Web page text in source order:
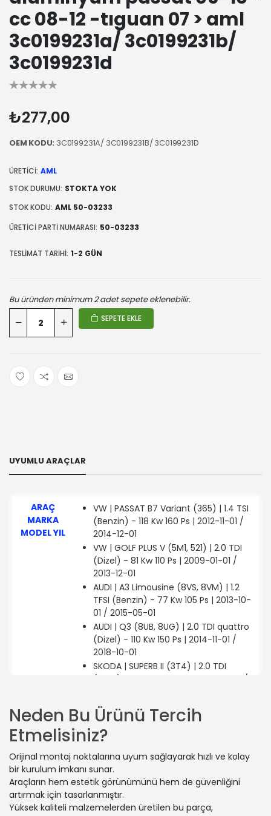
cc 08-12 -tıguan 07 > aml
3c0199231a/ 3c0199231b/
3c0199231d
₺277,00
OEM KODU: 3C0199231A/ 3C0199231B/ 3C0199231D
ÜRETICI: AML
STOK DURUMU: STOKTA YOK
STOK KODU: AML 50-03233
ÜRETICI PARTI NUMARASI: 50-03233
TESLIMAT TARIHI: 1-2 GÜN
Bu üründen minimum 2 adet sepete eklenebilir.
SEPETE EKLE
UYUMLU ARAÇLAR
ARAÇ
MARKA
MODEL YIL
VW | PASSAT B7 Variant (365) | 1.4 TSI
(Benzin) - 118 Kw 160 Ps | 2012-11-01 /
2014-12-01
VW | GOLF PLUS V (5M1, 521) | 2.0 TDI
(Dizel) - 81 Kw 110 Ps | 2009-01-01 /
2013-12-01
AUDI | A3 Limousine (8VS, 8VM) | 1.2
TFSI (Benzin) - 77 Kw 105 Ps | 2013-10-
01 / 2015-05-01
AUDI | Q3 (8UB, 8UG) | 2.0 TDI quattro
(Dizel) - 110 Kw 150 Ps | 2014-11-01 /
2018-10-01
SKODA | SUPERB II (3T4) | 2.0 TDI
(Dizel) - 103 Kw 140 Ps | 2008-03-01 /
AUDI | Q2 (GAB, GAG) | 1.6 TDI (Dizel)
- 85 Kw 115 Ps | 2016-06-01 / 2018-07-
01
VW | JETTA IV (162, 163, AV3, AV2) | 1.4
TSI Hybrid (Benzin/elektrikli) - 125 Kw
170 Ps | 2011-04-01 / 2017-12-01
SEAT | ALTEA (5P1) | 1.8 TFSI (Benzin) -
118 Kw 160 Ps | 2007-01-01 / 2015-07-
01
Neden Bu Ürünü Tercih
Etmelisiniz?
Orijinal montaj noktalarına uyum sağlayarak hızlı ve kolay
bir kurulum imkanı sunar.
Araçların hem estetik görünümünü hem de güvenliğini
artırmak için tasarlanmıştır.
Yüksek kaliteli malzemelerden üretilen bu parça,